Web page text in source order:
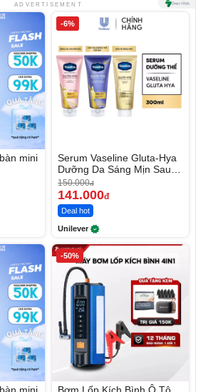
ADVERTISEMENT
mini
-6%
Serum Vaseline Gluta-Hya
Dưỡng Da Sáng Mịn Sau 7
Ngày
150.000đ
141.000đ
Deal hot
Unilever
-50%